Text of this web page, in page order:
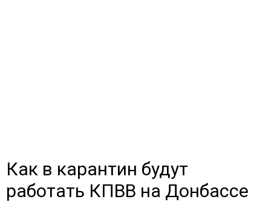
Как в карантин будут
работать КПВВ на Донбассе